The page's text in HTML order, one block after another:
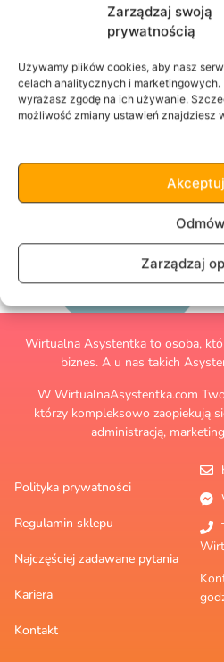
Zarządzaj swoją
prywatnością
Używamy plików cookies, aby nasz
celach analitycznych i marketingowych.
wyrażasz zgodę na ich używanie.
możliwość zmiany ustawień znajdziesz
Odmów
Zarządzaj
Wirtualna Asystentka to osoba,
biznes. A u nas takich
W WirtualnaAsystentka.com
którzy kompleksowo zaopiekują
administracją,
Polityka prywatności
Regulamin sklepu
Najczęściej zadawane pytania
Kariera
Kontakt